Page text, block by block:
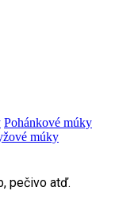
Pohánkové múky
múky
pečivo atď.